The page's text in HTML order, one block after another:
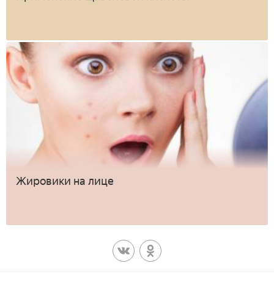
Жировики на лице